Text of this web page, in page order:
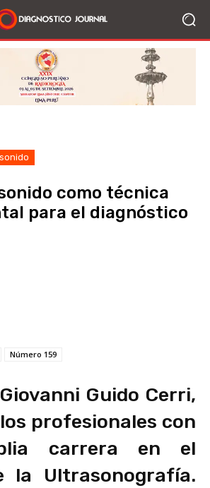
como técnica
para el diagnóstico
Número 159
Guido Cerri,
profesionales con
carrera en el
la Ultrasonografía.